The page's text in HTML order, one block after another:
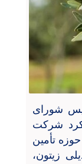
شورای
شرکت
تأمین
زیتون،